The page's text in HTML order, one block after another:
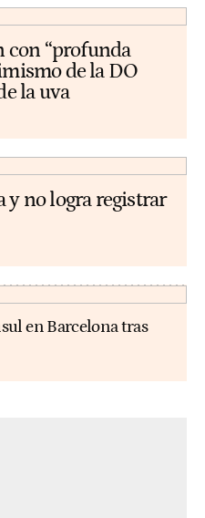
con “profunda
de la DO
la uva
y no logra registrar
en Barcelona tras